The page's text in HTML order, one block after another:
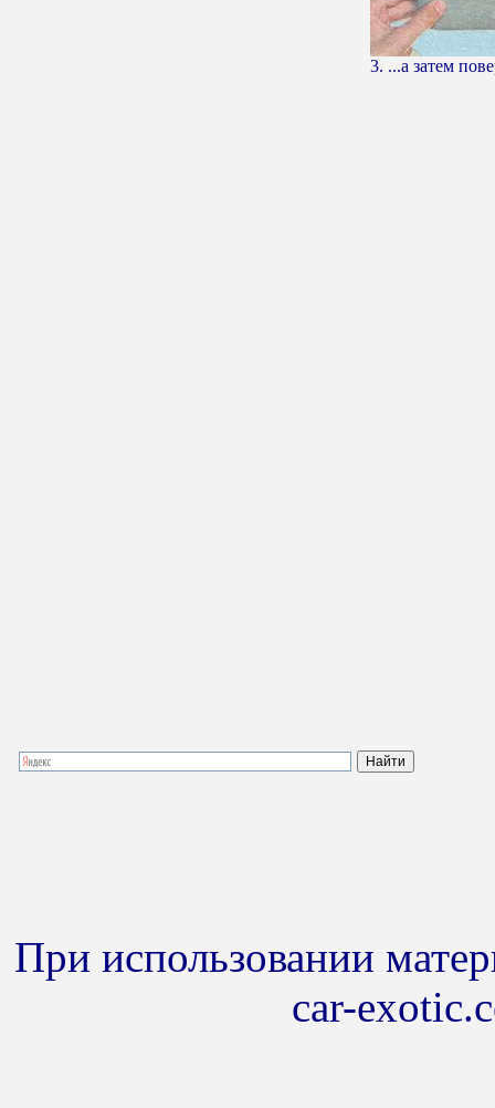
3. ...а затем
При использовании
car-